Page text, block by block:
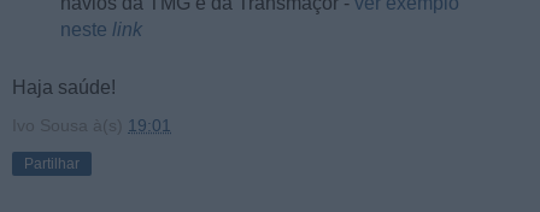
neste link
Haja saúde!
Ivo Sousa à(s) 19:01
Partilhar